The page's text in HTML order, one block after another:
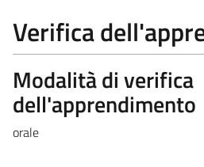
Verifica
Modalità di verifica
dell'apprendimento
orale